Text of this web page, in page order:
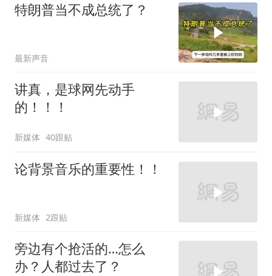
特朗普当不成总统了？
最新声音
讲真，是球网先动手
的！！！
新媒体 40跟贴
论背景音乐的重要性！！
新媒体 2跟贴
旁边有个抢活的…怎么
办？人都过去了？